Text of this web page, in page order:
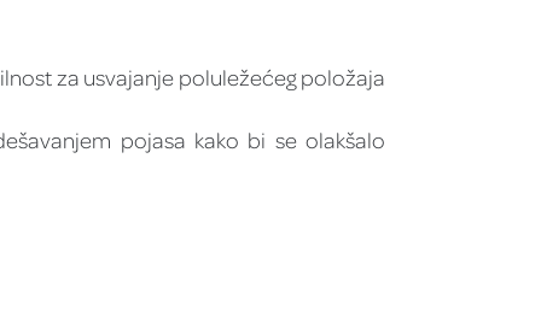
za usvajanje poluležećeg položaja
pojasa kako bi se olakšalo